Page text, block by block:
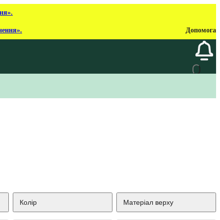
Допомога
Колір Матеріал верху